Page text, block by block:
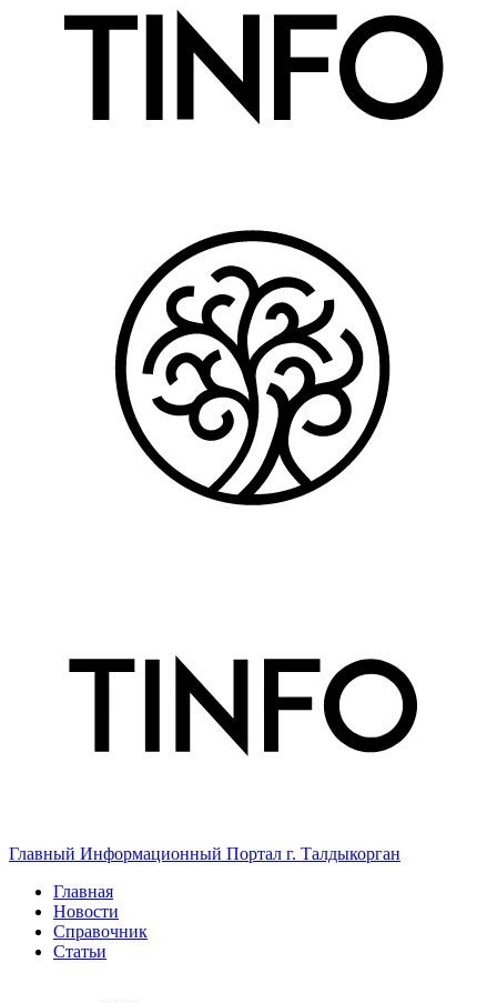
Главный Информационный Портал г. Талдыкорган
Главная
Новости
Справочник
Статьи